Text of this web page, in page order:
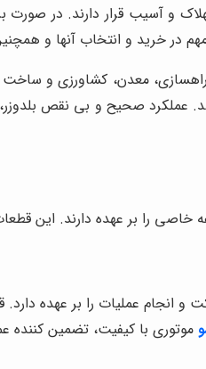
و آسیب قرار دارند. در
در خرید و انتخاب آنها و
معدن، کشاورزی و
عملکرد صحیح و بی نقص
را بر عهده دارند. این
و انجام عملیات را بر عهده
موتوری با کیفیت، تضمین کننده